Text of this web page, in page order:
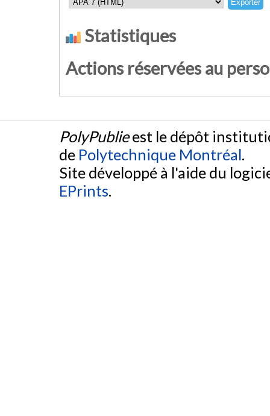
Statistiques
Actions réservées au
PolyPublieest le dépôt
de Polytechnique Montréal.
Site développé à l'aide du
EPrints.